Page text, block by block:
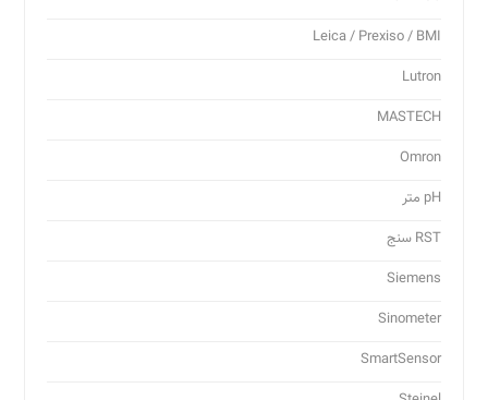
Leica / Prexiso / BMI
Lutron
MASTECH
Omron
pH متر
RST سنج
Siemens
Sinometer
SmartSensor